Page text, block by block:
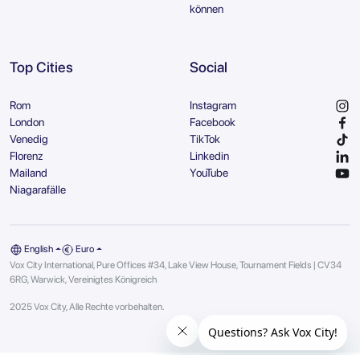
können
Top Cities
Rom
London
Venedig
Florenz
Mailand
Niagarafälle
Social
Instagram
Facebook
TikTok
Linkedin
YouTube
English
Euro
Vox City International, Pure Offices #34, Lake View House, Tournament Fields | CV34
6RG, Warwick, Vereinigtes Königreich
2025 Vox City, Alle Rechte vorbehalten.